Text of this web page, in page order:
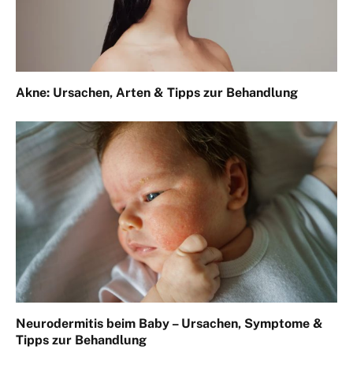
Akne: Ursachen, Arten & Tipps zur Behandlung
Neurodermitis beim Baby – Ursachen, Symptome &
Tipps zur Behandlung